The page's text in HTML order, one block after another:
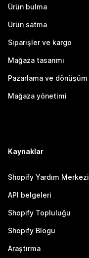
Ürün bulma
Ürün satma
Siparişler ve kargo
Mağaza tasarımı
Pazarlama ve dönüşüm
Mağaza yönetimi
Kaynaklar
Shopify Yardım Merkezi
API belgeleri
Shopify Topluluğu
Shopify Blogu
Araştırma